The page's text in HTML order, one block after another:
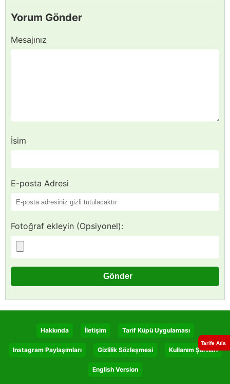
Yorum Gönder
Mesajınız
İsim
E-posta Adresi
Fotoğraf ekleyin (Opsiyonel):
Tarife Atla
Hakkında İletişim Tarif Küpü Uygulaması
Instagram Paylaşımları Gizlilik Sözleşmesi Kullanım Şartları
English Version